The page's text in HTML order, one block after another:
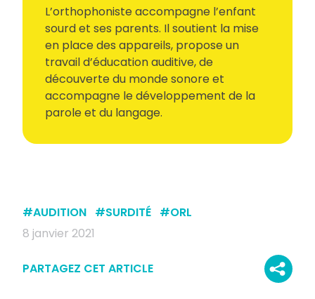
L’orthophoniste accompagne l’enfant
sourd et ses parents. Il soutient la mise
en place des appareils, propose un
travail d’éducation auditive, de
découverte du monde sonore et
accompagne le développement de la
parole et du langage.
#AUDITION #SURDITÉ #ORL
8 janvier 2021
PARTAGEZ CET ARTICLE